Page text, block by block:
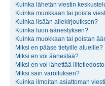
Kuinka lähetän viestin
Kuinka muokkaan tai poista
Kuinka lisään allekirjoutksen?
Kuinka luon äänestyksen?
Kuinka muokkaan tai poistan
Miksi en pääse tietyille alueille?
Miksi en voi äänestää?
Miksi en voi lähettää
Miksi sain varoituksen?
Kuinka ilmoitan asiattoman